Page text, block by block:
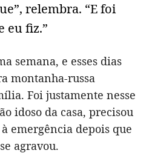
relembra. “E foi
eu fiz.”
semana, e esses dias
montanha-russa
Foi justamente nesse
idoso da casa, precisou
emergência depois que
agravou.